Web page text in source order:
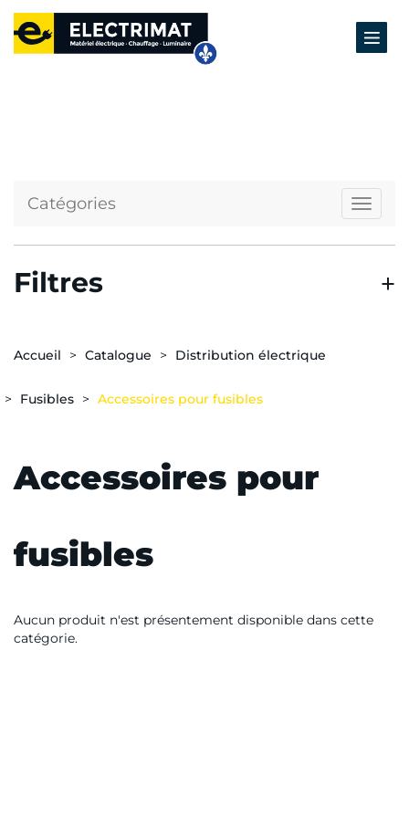
Catégories
Filtres
Accueil Catalogue Distribution électrique
Fusibles Accessoires pour fusibles
Accessoires pour
fusibles
Aucun produit n'est présentement disponible dans cette
catégorie.